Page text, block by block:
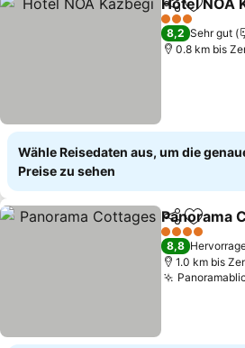
TeilenZu
Hotel NOA
3 Sterne
8,2 Sehr gut
0.8 km bis
Wähle Reisedaten aus, um die
Preise zu sehen
TeilenZu
Panorama
4 Sterne
8,8
1.0 km bis